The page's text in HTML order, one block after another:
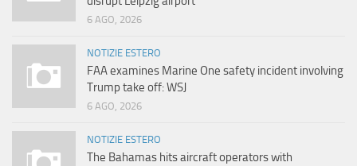
6 AGO, 2026
NOTIZIE ESTERO
FAA examines Marine One safety incident involving
Trump take off: WSJ
6 AGO, 2026
NOTIZIE ESTERO
The Bahamas hits aircraft operators with